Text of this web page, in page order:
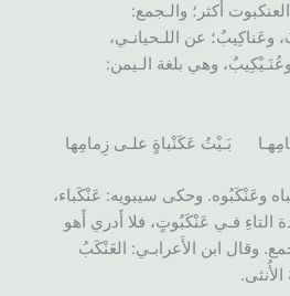
أَكثر؛ والـجمع:
وعَناكِيبُ؛ عن اللـحيانـي،
وهي بلغة الـيمن:
بَـيْتُ عَكَنْباةٍ علـى زِمامِها
وعَنْكَبُوه. وحكى سيبويه: عَنْكَباء،
التاءِ فـي عَنْكَبُوتٍ، فلا أَدري أَهو
وقال ابن الأَعرابـي: العَنْكَبُ